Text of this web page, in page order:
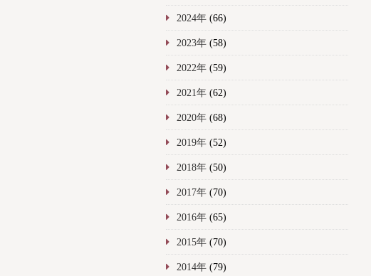
2024年(66)
2023年(58)
2022年(59)
2021年(62)
2020年(68)
2019年(52)
2018年(50)
2017年(70)
2016年(65)
2015年(70)
2014年(79)